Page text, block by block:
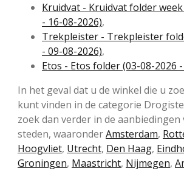
Kruidvat - Kruidvat folder week
- 16-08-2026),
Trekpleister - Trekpleister
- 09-08-2026),
Etos - Etos folder (03-08-2026
In het geval dat u de winkel die u
kunt vinden in de categorie
zoek dan verder in de aanbiedingen
steden, waaronderAmsterdam,
Hoogvliet, Utrecht, Den Haag,
Groningen, Maastricht, Nijmegen,